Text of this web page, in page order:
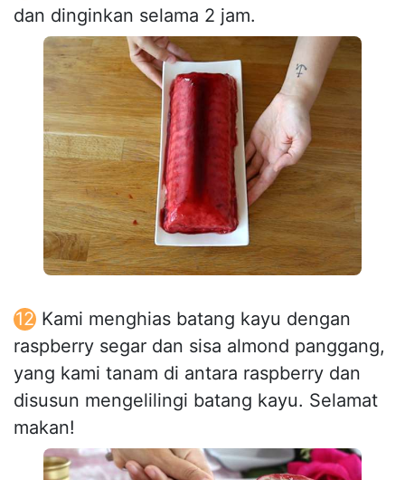
dan dinginkan selama 2 jam.
Kami menghias batang kayu dengan
raspberry segar dan sisa almond panggang,
yang kami tanam di antara raspberry dan
disusun mengelilingi batang kayu. Selamat
makan!